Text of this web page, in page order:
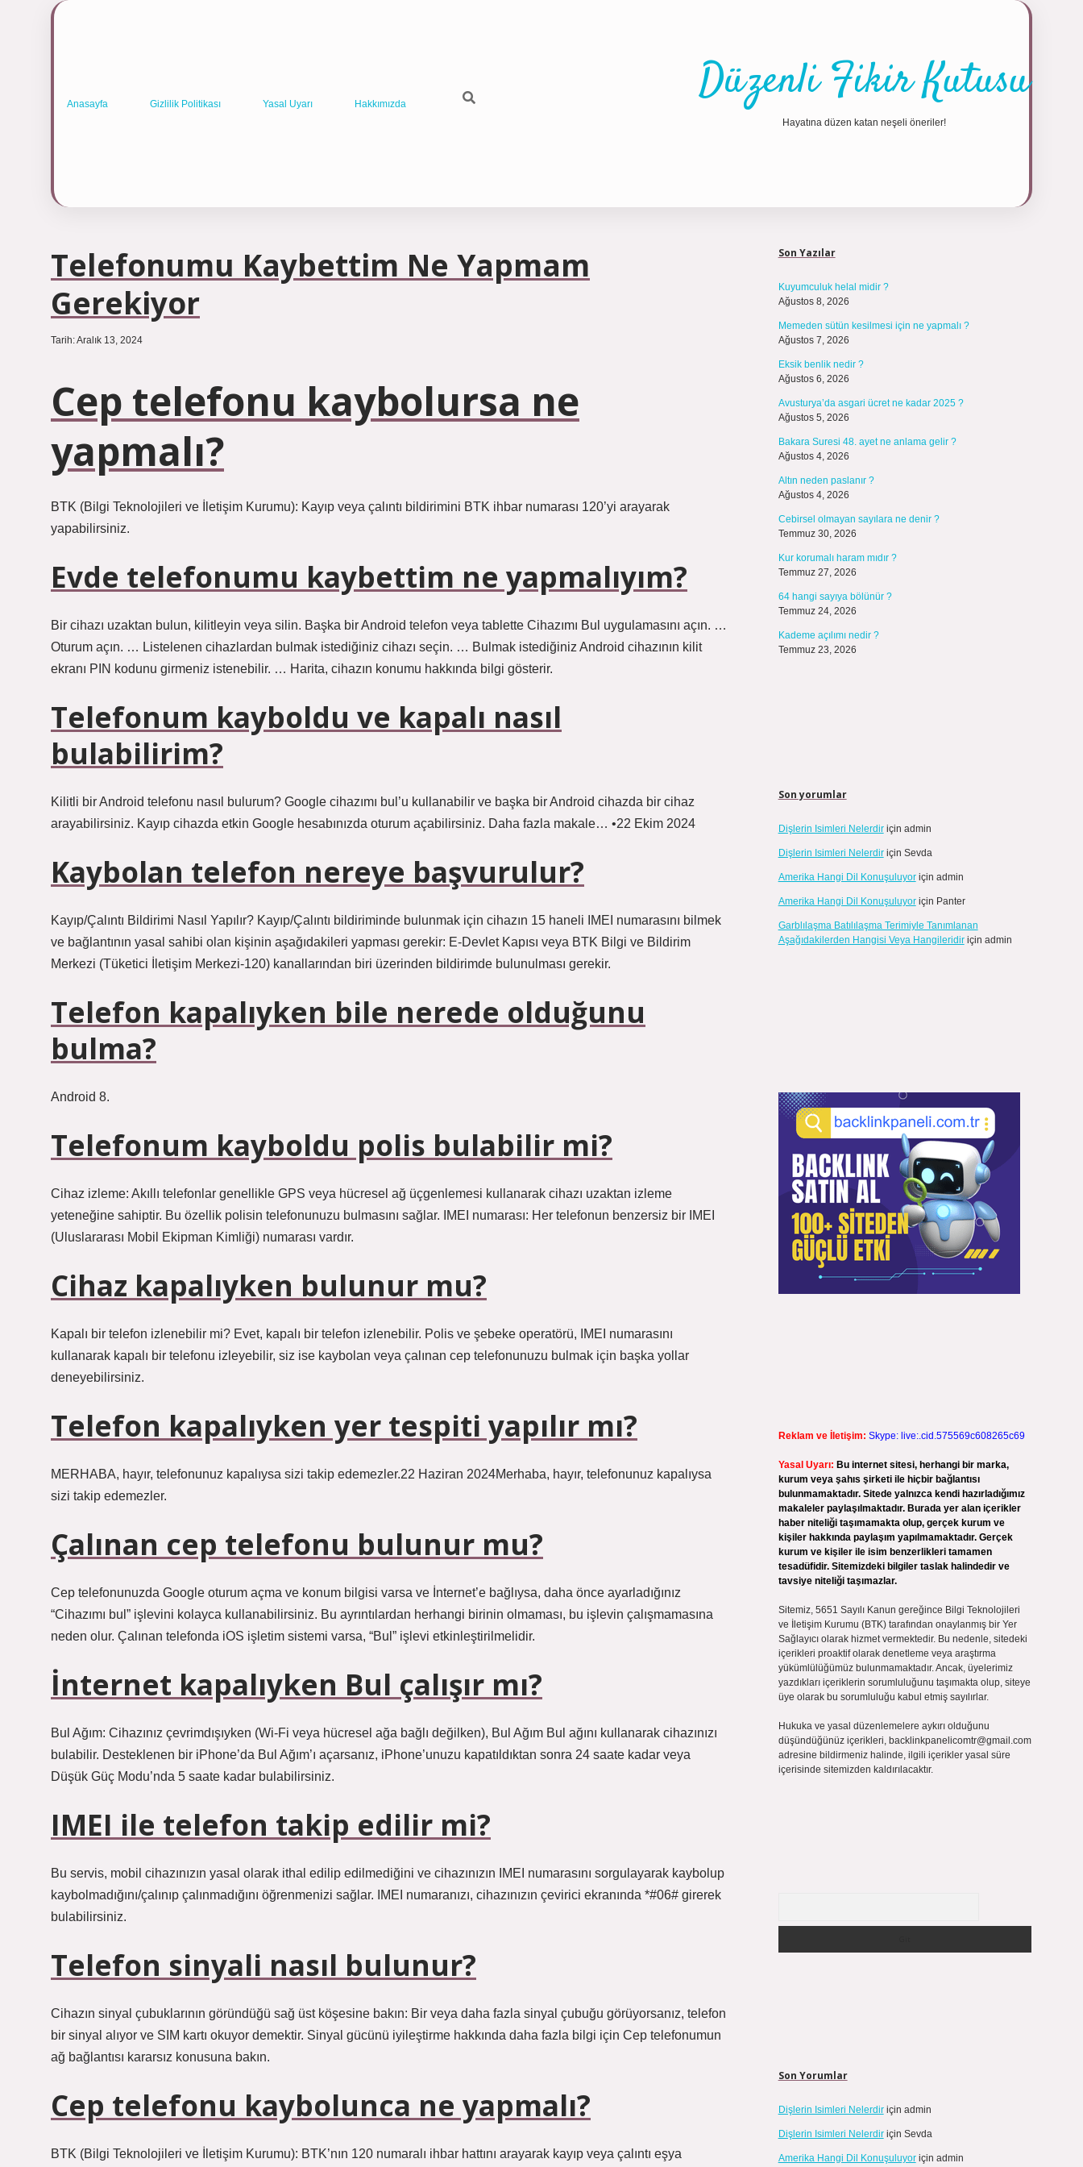
Anasayfa Gizlilik Politikası Yasal Uyarı Hakkımızda Düzenli Fikir Kutusu
Hayatına düzen katan neşeli öneriler!
Telefonumu Kaybettim Ne Yapmam
Gerekiyor
Tarih: Aralık 13, 2024
Cep telefonu kaybolursa ne
yapmalı?
BTK (Bilgi Teknolojileri ve İletişim Kurumu): Kayıp veya çalıntı bildirimini BTK ihbar numarası 120’yi arayarak
yapabilirsiniz.
Evde telefonumu kaybettim ne yapmalıyım?
Bir cihazı uzaktan bulun, kilitleyin veya silin. Başka bir Android telefon veya tablette Cihazımı Bul uygulamasını açın. …
Oturum açın. … Listelenen cihazlardan bulmak istediğiniz cihazı seçin. … Bulmak istediğiniz Android cihazının kilit
ekranı PIN kodunu girmeniz istenebilir. … Harita, cihazın konumu hakkında bilgi gösterir.
Telefonum kayboldu ve kapalı nasıl
bulabilirim?
Kilitli bir Android telefonu nasıl bulurum? Google cihazımı bul’u kullanabilir ve başka bir Android cihazda bir cihaz
arayabilirsiniz. Kayıp cihazda etkin Google hesabınızda oturum açabilirsiniz. Daha fazla makale… •22 Ekim 2024
Kaybolan telefon nereye başvurulur?
Kayıp/Çalıntı Bildirimi Nasıl Yapılır? Kayıp/Çalıntı bildiriminde bulunmak için cihazın 15 haneli IMEI numarasını bilmek
ve bağlantının yasal sahibi olan kişinin aşağıdakileri yapması gerekir: E-Devlet Kapısı veya BTK Bilgi ve Bildirim
Merkezi (Tüketici İletişim Merkezi-120) kanallarından biri üzerinden bildirimde bulunulması gerekir.
Telefon kapalıyken bile nerede olduğunu
bulma?
Android 8.
Telefonum kayboldu polis bulabilir mi?
Cihaz izleme: Akıllı telefonlar genellikle GPS veya hücresel ağ üçgenlemesi kullanarak cihazı uzaktan izleme
yeteneğine sahiptir. Bu özellik polisin telefonunuzu bulmasını sağlar. IMEI numarası: Her telefonun benzersiz bir IMEI
(Uluslararası Mobil Ekipman Kimliği) numarası vardır.
Cihaz kapalıyken bulunur mu?
Kapalı bir telefon izlenebilir mi? Evet, kapalı bir telefon izlenebilir. Polis ve şebeke operatörü, IMEI numarasını
kullanarak kapalı bir telefonu izleyebilir, siz ise kaybolan veya çalınan cep telefonunuzu bulmak için başka yollar
deneyebilirsiniz.
Telefon kapalıyken yer tespiti yapılır mı?
MERHABA, hayır, telefonunuz kapalıysa sizi takip edemezler.22 Haziran 2024Merhaba, hayır, telefonunuz kapalıysa
sizi takip edemezler.
Çalınan cep telefonu bulunur mu?
Cep telefonunuzda Google oturum açma ve konum bilgisi varsa ve İnternet’e bağlıysa, daha önce ayarladığınız
“Cihazımı bul” işlevini kolayca kullanabilirsiniz. Bu ayrıntılardan herhangi birinin olmaması, bu işlevin çalışmamasına
neden olur. Çalınan telefonda iOS işletim sistemi varsa, “Bul” işlevi etkinleştirilmelidir.
İnternet kapalıyken Bul çalışır mı?
Bul Ağım: Cihazınız çevrimdışıyken (Wi-Fi veya hücresel ağa bağlı değilken), Bul Ağım Bul ağını kullanarak cihazınızı
bulabilir. Desteklenen bir iPhone’da Bul Ağım’ı açarsanız, iPhone’unuzu kapatıldıktan sonra 24 saate kadar veya
Düşük Güç Modu’nda 5 saate kadar bulabilirsiniz.
IMEI ile telefon takip edilir mi?
Bu servis, mobil cihazınızın yasal olarak ithal edilip edilmediğini ve cihazınızın IMEI numarasını sorgulayarak kaybolup
kaybolmadığını/çalınıp çalınmadığını öğrenmenizi sağlar. IMEI numaranızı, cihazınızın çevirici ekranında *#06# girerek
bulabilirsiniz.
Telefon sinyali nasıl bulunur?
Cihazın sinyal çubuklarının göründüğü sağ üst köşesine bakın: Bir veya daha fazla sinyal çubuğu görüyorsanız, telefon
bir sinyal alıyor ve SIM kartı okuyor demektir. Sinyal gücünü iyileştirme hakkında daha fazla bilgi için Cep telefonumun
ağ bağlantısı kararsız konusuna bakın.
Cep telefonu kaybolunca ne yapmalı?
BTK (Bilgi Teknolojileri ve İletişim Kurumu): BTK’nın 120 numaralı ihbar hattını arayarak kayıp veya çalıntı eşya
Son Yazılar
Kuyumculuk helal midir ?
Ağustos 8, 2026
Memeden sütün kesilmesi için ne yapmalı ?
Ağustos 7, 2026
Eksik benlik nedir ?
Ağustos 6, 2026
Avusturya’da asgari ücret ne kadar 2025 ?
Ağustos 5, 2026
Bakara Suresi 48. ayet ne anlama gelir ?
Ağustos 4, 2026
Altın neden paslanır ?
Ağustos 4, 2026
Cebirsel olmayan sayılara ne denir ?
Temmuz 30, 2026
Kur korumalı haram mıdır ?
Temmuz 27, 2026
64 hangi sayıya bölünür ?
Temmuz 24, 2026
Kademe açılımı nedir ?
Temmuz 23, 2026
Son yorumlar
Dişlerin Isimleri Nelerdiriçin admin
Dişlerin Isimleri Nelerdiriçin Sevda
Amerika Hangi Dil Konuşuluyoriçin admin
Amerika Hangi Dil Konuşuluyoriçin Panter
Garblılaşma Batılılaşma Terimiyle Tanımlanan
Aşağıdakilerden Hangisi Veya Hangileridiriçin admin
Reklam ve İletişim: Skype: live:.cid.575569c608265c69
Yasal Uyarı: Bu internet sitesi, herhangi bir marka,
kurum veya şahıs şirketi ile hiçbir bağlantısı
bulunmamaktadır. Sitede yalnızca kendi hazırladığımız
makaleler paylaşılmaktadır. Burada yer alan içerikler
haber niteliği taşımamakta olup, gerçek kurum ve
kişiler hakkında paylaşım yapılmamaktadır. Gerçek
kurum ve kişiler ile isim benzerlikleri tamamen
tesadüfidir. Sitemizdeki bilgiler taslak halindedir ve
tavsiye niteliği taşımazlar.
Sitemiz, 5651 Sayılı Kanun gereğince Bilgi Teknolojileri
ve İletişim Kurumu (BTK) tarafından onaylanmış bir Yer
Sağlayıcı olarak hizmet vermektedir. Bu nedenle, sitedeki
içerikleri proaktif olarak denetleme veya araştırma
yükümlülüğümüz bulunmamaktadır. Ancak, üyelerimiz
yazdıkları içeriklerin sorumluluğunu taşımakta olup, siteye
üye olarak bu sorumluluğu kabul etmiş sayılırlar.
Hukuka ve yasal düzenlemelere aykırı olduğunu
düşündüğünüz içerikleri, backlinkpanelicomtr@gmail.com
adresine bildirmeniz halinde, ilgili içerikler yasal süre
içerisinde sitemizden kaldırılacaktır.
Son Yorumlar
Dişlerin Isimleri Nelerdiriçin admin
Dişlerin Isimleri Nelerdiriçin Sevda
Amerika Hangi Dil Konuşuluyoriçin admin